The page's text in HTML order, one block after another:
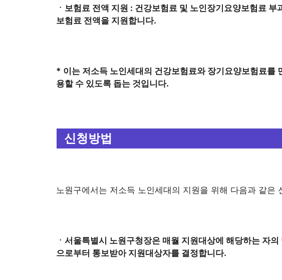
ㆍ보험료 전액 지원 : 건강보험료 및 노인장기요양보험료
보험료 전액을 지원합니다.
* 이는 저소득 노인세대의 건강보험료와 장기요양보험료를
용할 수 있도록 돕는 것입니다.
신청방법
노원구에서는 저소득 노인세대의 지원을 위해 다음과 같은
ㆍ서울특별시 노원구청장은 매월 지원대상에 해당하는 자
으로부터 통보받아 지원대상자를 결정합니다.